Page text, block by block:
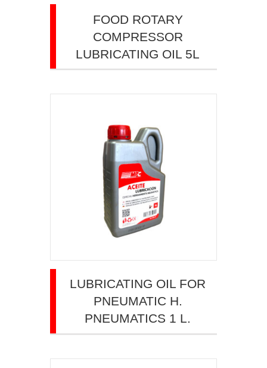
FOOD ROTARY
COMPRESSOR
LUBRICATING OIL 5L
LUBRICATING OIL FOR
PNEUMATIC H.
PNEUMATICS 1 L.